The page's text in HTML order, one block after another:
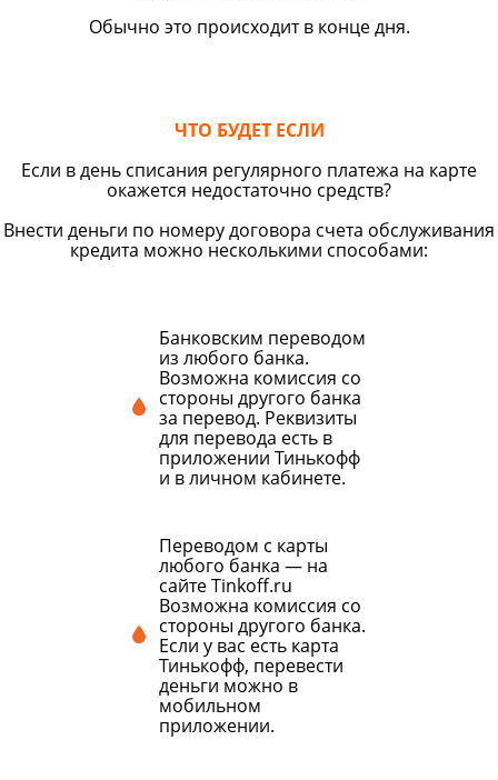
Обычно это происходит в конце дня.
ЧТО БУДЕТ ЕСЛИ
Если в день списания регулярного платежа на карте
окажется недостаточно средств?
Внести деньги по номеру договора счета обслуживания
кредита можно несколькими способами:
Банковским переводом
из любого банка.
Возможна комиссия со
стороны другого банка
за перевод. Реквизиты
для перевода есть в
приложении Тинькофф
и в личном кабинете.
Переводом с карты
любого банка — на
сайте Tinkoff.ru
Возможна комиссия со
стороны другого банка.
Если у вас есть карта
Тинькофф, перевести
деньги можно в
мобильном
приложении.